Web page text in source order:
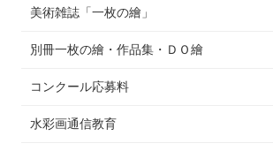
美術雑誌「一枚の繪」
別冊一枚の繪・作品集・ＤＯ繪
コンクール応募料
水彩画通信教育